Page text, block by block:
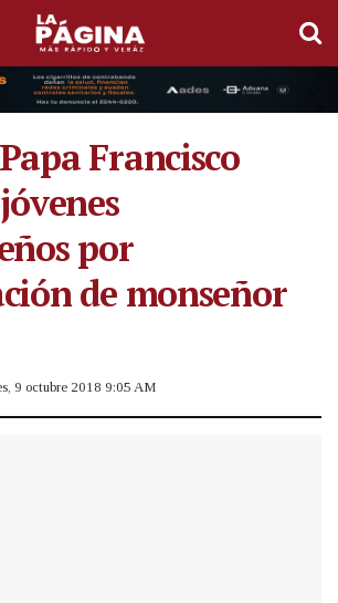
Francisco
por
de monseñor
9 octubre 2018 9:05 AM